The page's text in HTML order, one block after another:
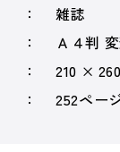
雑誌
Ａ４判
210 ×
252ペー